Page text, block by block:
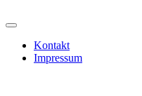
Kontakt
Impressum